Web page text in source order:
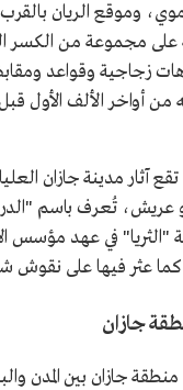
وموقع الريان
على مجموعة من الكسر
زجاجية وقواعد
من أواخر الألف الأول
آثار مدينة جازان
عريش، تُعرف باسم
"الثريا" في عهد مؤسس
جازان
منطقة جازان بين المدن